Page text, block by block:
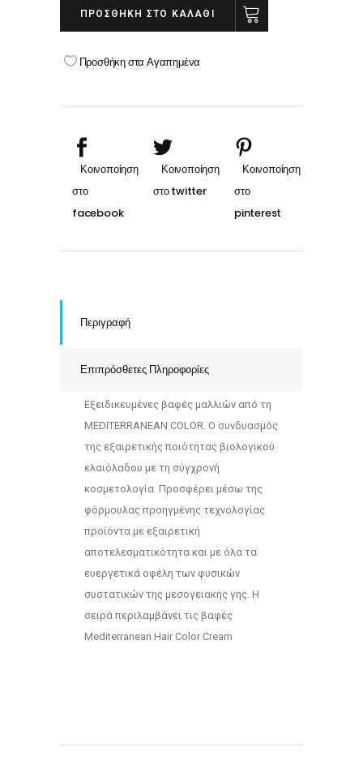
Mediterranean
color
cream
ΣΑΝΤΡΕ
quantity
ΠΡΟΣΘΉΚΗ ΣΤΟ ΚΑΛΆΘΙ
Προσθήκη στα Αγαπημένα
Περιγραφή
Επιπρόσθετες Πληροφορίες
Εξειδικευμένες βαφές μαλλιών από τη
MEDITERRANEAN COLOR. Ο συνδυασμός
της εξαιρετικής ποιότητας βιολογικού
ελαιόλαδου με τη σύγχρονή
κοσμετολογία. Προσφέρει μέσω της
φόρμουλας προηγμένης τεχνολογίας
προϊόντα με εξαιρετική
αποτελεσματικότητα και με όλα τα
ευεργετικά οφέλη των φυσικών
συστατικών της μεσογειακής γης. Η
σειρά περιλαμβάνει τις βαφές
Mediterranean Hair Color Cream